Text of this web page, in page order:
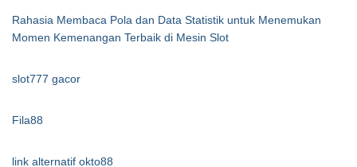
Rahasia Membaca Pola dan Data Statistik untuk Menemukan
Momen Kemenangan Terbaik di Mesin Slot
slot777 gacor
Fila88
link alternatif okto88